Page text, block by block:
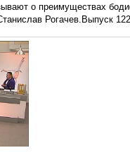
о преимуществах
Рогачев.Выпуск